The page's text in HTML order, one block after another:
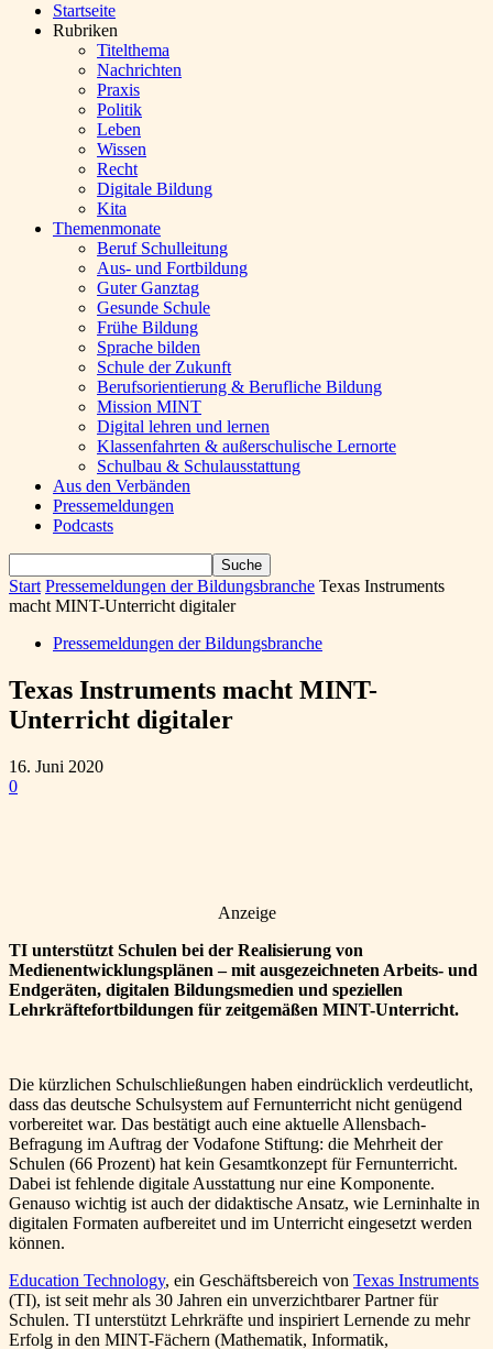
Startseite
Rubriken
Titelthema
Nachrichten
Praxis
Politik
Leben
Wissen
Recht
Digitale Bildung
Kita
Themenmonate
Beruf Schulleitung
Aus- und Fortbildung
Guter Ganztag
Gesunde Schule
Frühe Bildung
Sprache bilden
Schule der Zukunft
Berufsorientierung & Berufliche Bildung
Mission MINT
Digital lehren und lernen
Klassenfahrten & außerschulische Lernorte
Schulbau & Schulausstattung
Aus den Verbänden
Pressemeldungen
Podcasts
Start Pressemeldungen der Bildungsbranche Texas Instruments
macht MINT-Unterricht digitaler
Pressemeldungen der Bildungsbranche
Texas Instruments macht MINT-
Unterricht digitaler
16. Juni 2020
0
Anzeige
TI unterstützt Schulen bei der Realisierung von
Medienentwicklungsplänen – mit ausgezeichneten Arbeits- und
Endgeräten, digitalen Bildungsmedien und speziellen
Lehrkräftefortbildungen für zeitgemäßen MINT-Unterricht.
Die kürzlichen Schulschließungen haben eindrücklich verdeutlicht,
dass das deutsche Schulsystem auf Fernunterricht nicht genügend
vorbereitet war. Das bestätigt auch eine aktuelle Allensbach-
Befragung im Auftrag der Vodafone Stiftung: die Mehrheit der
Schulen (66 Prozent) hat kein Gesamtkonzept für Fernunterricht.
Dabei ist fehlende digitale Ausstattung nur eine Komponente.
Genauso wichtig ist auch der didaktische Ansatz, wie Lerninhalte in
digitalen Formaten aufbereitet und im Unterricht eingesetzt werden
können.
Education Technology, ein Geschäftsbereich von Texas Instruments
(TI), ist seit mehr als 30 Jahren ein unverzichtbarer Partner für
Schulen. TI unterstützt Lehrkräfte und inspiriert Lernende zu mehr
Erfolg in den MINT-Fächern (Mathematik, Informatik,